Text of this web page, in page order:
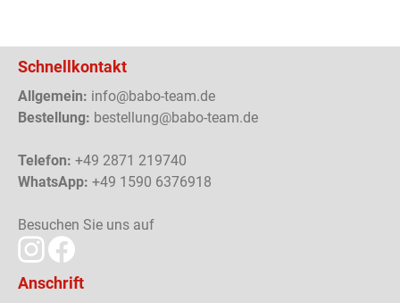
Schnellkontakt
Allgemein: info@babo-team.de
Bestellung: bestellung@babo-team.de
Telefon: +49 2871 219740
WhatsApp: +49 1590 6376918
Besuchen Sie uns auf
Anschrift